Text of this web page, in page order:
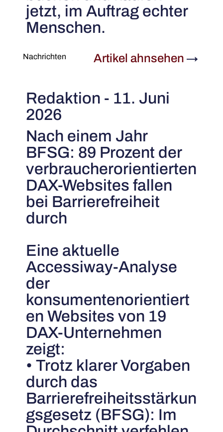
jetzt, im Auftrag echter
Menschen.
Nachrichten Artikel ahnsehen →
Redaktion - 11. Juni
2026
Nach einem Jahr
BFSG: 89 Prozent der
verbraucherorientierten
DAX-Websites fallen
bei Barrierefreiheit
durch
Eine aktuelle
Accessiway-Analyse
der
konsumentenorientiert
en Websites von 19
DAX-Unternehmen
zeigt:
• Trotz klarer Vorgaben
durch das
Barrierefreiheitsstärkun
gsgesetz (BFSG): Im